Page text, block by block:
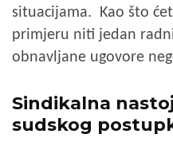
situacijama. Kao što
primjeru niti jedan
obnavljane ugovore
Sindikalna
sudskog